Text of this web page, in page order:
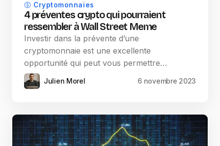
Cryptomonnaies
4 préventes crypto qui pourraient
ressembler à Wall Street Meme
Investir dans la prévente d’une
cryptomonnaie est une excellente
opportunité qui peut vous permettre…
Julien Morel 6 novembre 2023